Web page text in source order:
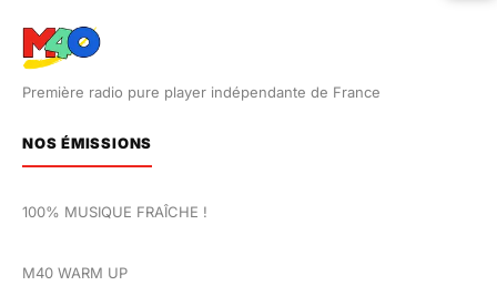
Première radio pure player indépendante de France
NOS ÉMISSIONS
100% MUSIQUE FRAÎCHE !
M40 WARM UP